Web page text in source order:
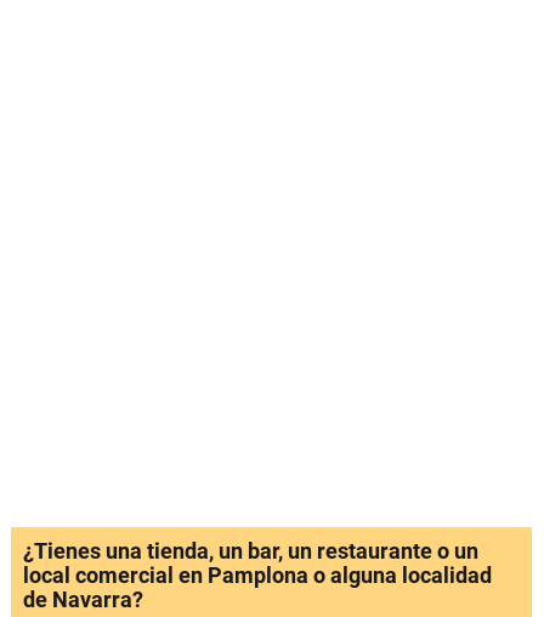
¿Tienes una tienda, un bar, un restaurante o un
local comercial en Pamplona o alguna localidad
de Navarra?